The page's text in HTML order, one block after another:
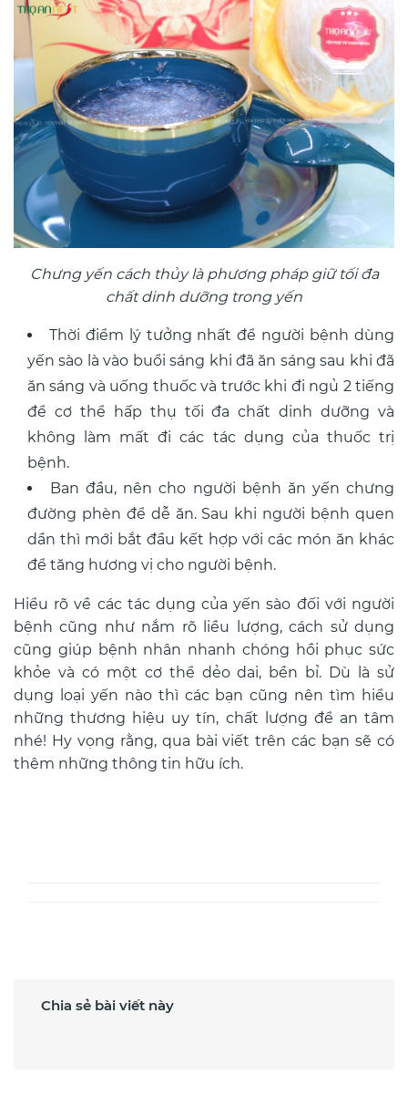
Chưng yến cách thủy là phương pháp giữ tối đa
chất dinh dưỡng trong yến
Thời điểm lý tưởng nhất để người bệnh dùng
yến sào là vào buổi sáng khi đã ăn sáng sau khi đã
ăn sáng và uống thuốc và trước khi đi ngủ 2 tiếng
để cơ thể hấp thụ tối đa chất dinh dưỡng và
không làm mất đi các tác dụng của thuốc trị
bệnh.
Ban đầu, nên cho người bệnh ăn yến chưng
đường phèn để dễ ăn. Sau khi người bệnh quen
dần thì mới bắt đầu kết hợp với các món ăn khác
để tăng hương vị cho người bệnh.
Hiểu rõ về các tác dụng của yến sào đối với người
bệnh cũng như nắm rõ liều lượng, cách sử dụng
cũng giúp bệnh nhân nhanh chóng hồi phục sức
khỏe và có một cơ thể dẻo dai, bền bỉ. Dù là sử
dụng loại yến nào thì các bạn cũng nên tìm hiểu
những thương hiệu uy tín, chất lượng để an tâm
nhé! Hy vọng rằng, qua bài viết trên các bạn sẽ có
thêm những thông tin hữu ích.
Chia sẻ bài viết này